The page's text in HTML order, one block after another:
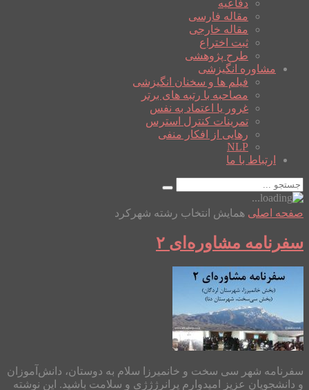
دفاعیه
مقاله فارسی
مقاله خارجی
ثبت اختراع
طرح پژوهشی
مشاوره انگیزشی
فیلم ها و سخنان انگیزشی
مصاحبه با رتبه های برتر
غرور یا اعتماد به نفس
تمرینات کنترل استرس
رهایی از افکار منفی
NLP
ارتباط با ما
صفحه اصلی همایش انتخاب رشته شهرکرد
سفرنامه مشاوره‌ای ۲
سفرنامه شهر سی سخت و خانمیرزا سلام به دوستان، دانش‌آموزان
و دانشجویان عزیز امیدوارم پرانرژژژی و سلامت باشید. این نوشته